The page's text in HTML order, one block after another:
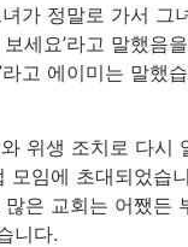
가 정말로 가서 그
세요’라고 말했음을
고 에이미는 말했
위생 조치로 다시
모임에 초대되었습
은 교회는 어쨌든
니다.